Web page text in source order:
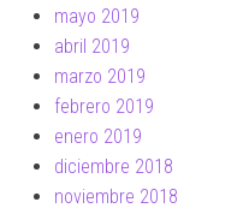
mayo 2019
abril 2019
marzo 2019
febrero 2019
enero 2019
diciembre 2018
noviembre 2018